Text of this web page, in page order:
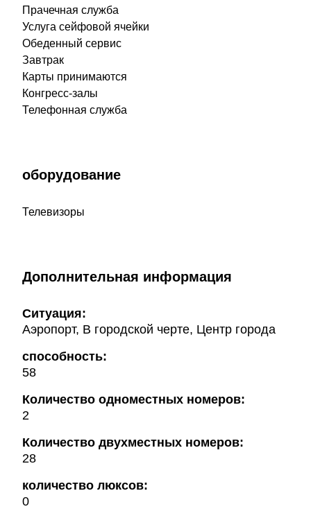
Прачечная служба
Услуга сейфовой ячейки
Обеденный сервис
Завтрак
Карты принимаются
Конгресс-залы
Телефонная служба
оборудование
Телевизоры
Дополнительная информация
Ситуация:
Аэропорт, В городской черте, Центр города
способность:
58
Количество одноместных номеров:
2
Количество двухместных номеров:
28
количество люксов:
0